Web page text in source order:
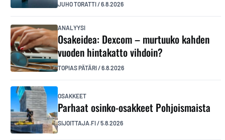
JUHO TORATTI/6.8.2026
ANALYYSI
Osakeidea: Dexcom – murtuuko kahden
vuoden hintakatto vihdoin?
TOPIAS PÄTÄRI/6.8.2026
OSAKKEET
Parhaat osinko-osakkeet Pohjoismaista
SIJOITTAJA.FI/5.8.2026